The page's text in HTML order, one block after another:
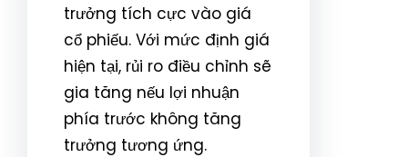
trưởng tích cực vào giá
cổ phiếu. Với mức định giá
hiện tại, rủi ro điều chỉnh sẽ
gia tăng nếu lợi nhuận
phía trước không tăng
trưởng tương ứng.